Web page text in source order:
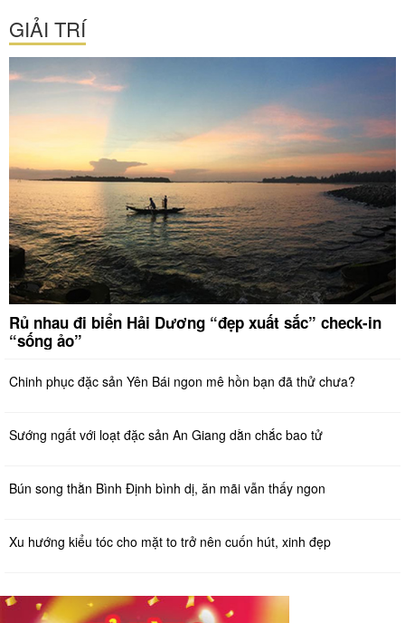
GIẢI TRÍ
Rủ nhau đi biển Hải Dương “đẹp xuất sắc” check-in
“sống ảo”
Chinh phục đặc sản Yên Bái ngon mê hồn bạn đã thử chưa?
Sướng ngất với loạt đặc sản An Giang dằn chắc bao tử
Bún song thằn Bình Định bình dị, ăn mãi vẫn thấy ngon
Xu hướng kiểu tóc cho mặt to trở nên cuốn hút, xinh đẹp